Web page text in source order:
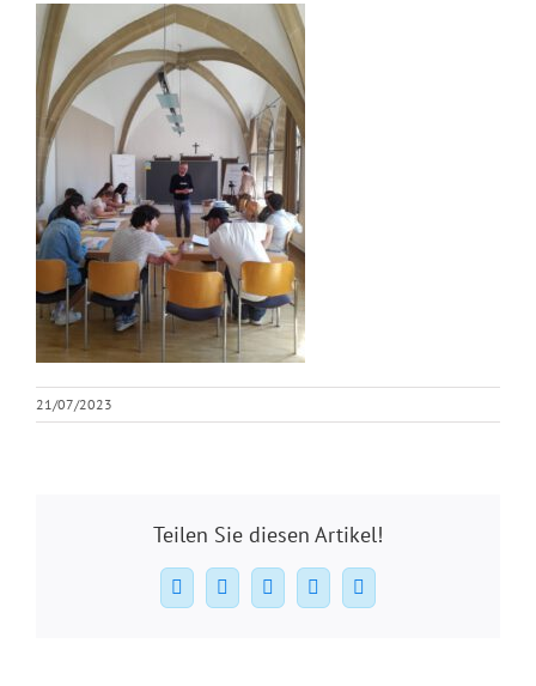
21/07/2023
Teilen Sie diesen Artikel!
Facebook
X WhatsAppPinterest
E-
Mail